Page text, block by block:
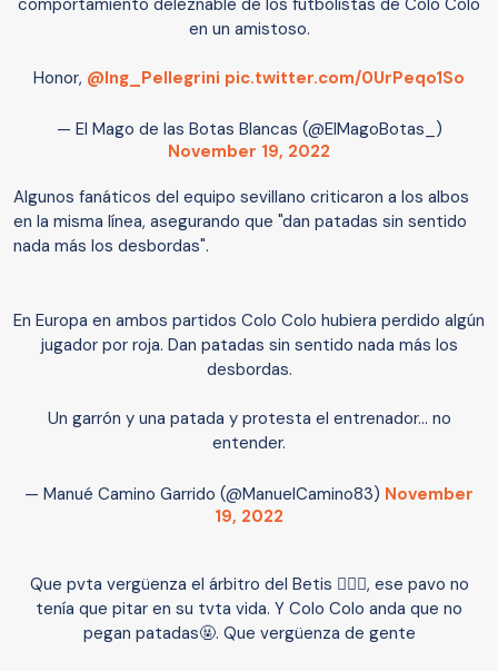
comportamiento deleznable de los futbolistas de Colo Colo
en un amistoso.
Honor, @Ing_Pellegrini pic.twitter.com/0UrPeqo1So
— El Mago de las Botas Blancas (@ElMagoBotas_)
November 19, 2022
Algunos fanáticos del equipo sevillano criticaron a los albos
en la misma línea, asegurando que "dan patadas sin sentido
nada más los desbordas".
En Europa en ambos partidos Colo Colo hubiera perdido algún
jugador por roja. Dan patadas sin sentido nada más los
desbordas.
Un garrón y una patada y protesta el entrenador... no
entender.
— Manué Camino Garrido (@ManuelCamino83) November
19, 2022
Que pvta vergüenza el árbitro del Betis 🤦🏻‍♂️, ese pavo no
tenía que pitar en su tvta vida. Y Colo Colo anda que no
pegan patadas🤬. Que vergüenza de gente